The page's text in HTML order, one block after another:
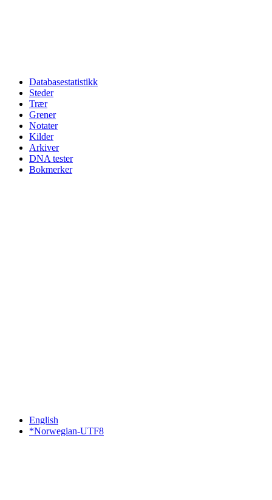
Databasestatistikk
Steder
Trær
Grener
Notater
Kilder
Arkiver
DNA tester
Bokmerker
English
*Norwegian-UTF8